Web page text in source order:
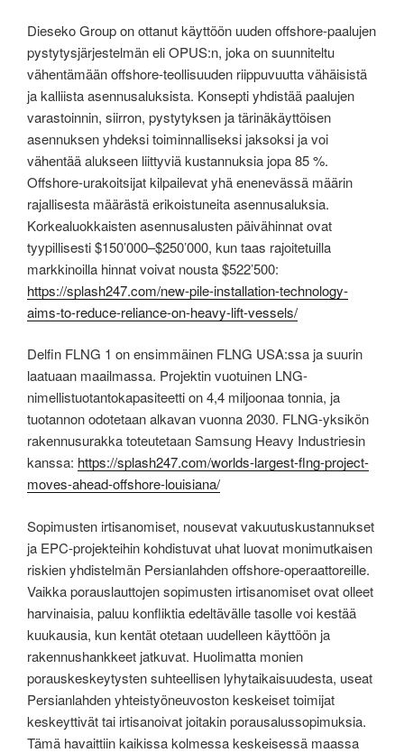
Dieseko Group on ottanut käyttöön uuden offshore-paalujen
pystytysjärjestelmän eli OPUS:n, joka on suunniteltu
vähentämään offshore-teollisuuden riippuvuutta vähäisistä
ja kalliista asennusaluksista. Konsepti yhdistää paalujen
varastoinnin, siirron, pystytyksen ja tärinäkäyttöisen
asennuksen yhdeksi toiminnalliseksi jaksoksi ja voi
vähentää alukseen liittyviä kustannuksia jopa 85 %.
Offshore-urakoitsijat kilpailevat yhä enenevässä määrin
rajallisesta määrästä erikoistuneita asennusaluksia.
Korkealuokkaisten asennusalusten päivähinnat ovat
tyypillisesti $150’000–$250’000, kun taas rajoitetuilla
markkinoilla hinnat voivat nousta $522’500:
https://splash247.com/new-pile-installation-technology-
aims-to-reduce-reliance-on-heavy-lift-vessels/
Delfin FLNG 1 on ensimmäinen FLNG USA:ssa ja suurin
laatuaan maailmassa. Projektin vuotuinen LNG-
nimellistuotantokapasiteetti on 4,4 miljoonaa tonnia, ja
tuotannon odotetaan alkavan vuonna 2030. FLNG-yksikön
rakennusurakka toteutetaan Samsung Heavy Industriesin
kanssa: https://splash247.com/worlds-largest-flng-project-
moves-ahead-offshore-louisiana/
Sopimusten irtisanomiset, nousevat vakuutuskustannukset
ja EPC-projekteihin kohdistuvat uhat luovat monimutkaisen
riskien yhdistelmän Persianlahden offshore-operaattoreille.
Vaikka porauslauttojen sopimusten irtisanomiset ovat olleet
harvinaisia, paluu konfliktia edeltävälle tasolle voi kestää
kuukausia, kun kentät otetaan uudelleen käyttöön ja
rakennushankkeet jatkuvat. Huolimatta monien
porauskeskeytysten suhteellisen lyhytaikaisuudesta, useat
Persianlahden yhteistyöneuvoston keskeiset toimijat
keskeyttivät tai irtisanoivat joitakin porausalussopimuksia.
Tämä havaittiin kaikissa kolmessa keskeisessä maassa